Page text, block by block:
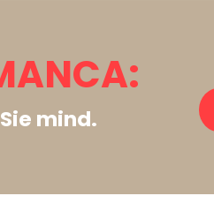
mind.